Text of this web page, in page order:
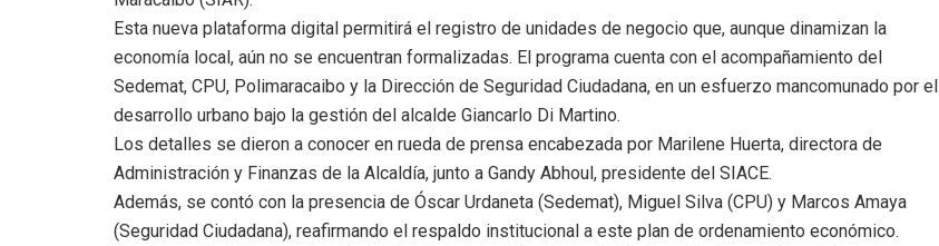
​Esta nueva plataforma digital permitirá el registro de unidades de negocio que, aunque dinamizan la
economía local, aún no se encuentran formalizadas. El programa cuenta con el acompañamiento del
Sedemat, CPU, Polimaracaibo y la Dirección de Seguridad Ciudadana, en un esfuerzo mancomunado por el
desarrollo urbano bajo la gestión del alcalde Giancarlo Di Martino.
Los detalles se dieron a conocer en rueda de prensa encabezada por Marilene Huerta, directora de
Administración y Finanzas de la Alcaldía, junto a Gandy Abhoul, presidente del SIACE.
Además, se contó con la presencia de Óscar Urdaneta (Sedemat), Miguel Silva (CPU) y Marcos Amaya
(Seguridad Ciudadana), reafirmando el respaldo institucional a este plan de ordenamiento económico.